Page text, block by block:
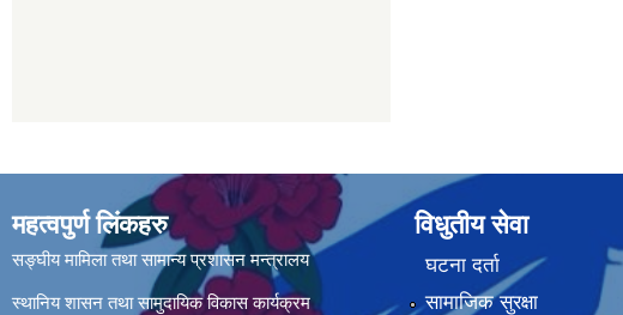
महत्वपुर्ण लिंकहरु
सङ्घीय मामिला तथा सामान्य प्रशासन मन्त्रालय
स्थानिय शासन तथा सामुदायिक विकास कार्यक्रम
विधुतीय सेवा
घटना दर्ता
सामाजिक सुरक्षा